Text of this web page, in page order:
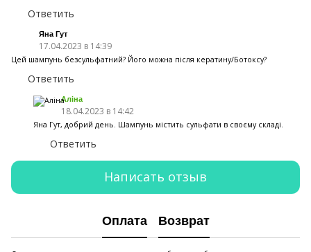
Ответить
Яна Гут
17.04.2023 в 14:39
Цей шампунь безсульфатний? Його можна після кератину/Ботоксу?
Ответить
Аліна
18.04.2023 в 14:42
Яна Гут, добрий день. Шампунь містить сульфати в своєму складі.
Ответить
Написать отзыв
Оплата Возврат